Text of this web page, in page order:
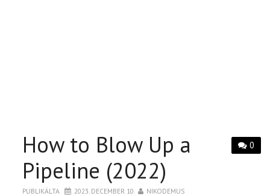
0
How to Blow Up a
Pipeline (2022)
PUBLIKÁLTA 2023. DECEMBER 10. NIKODEMUS